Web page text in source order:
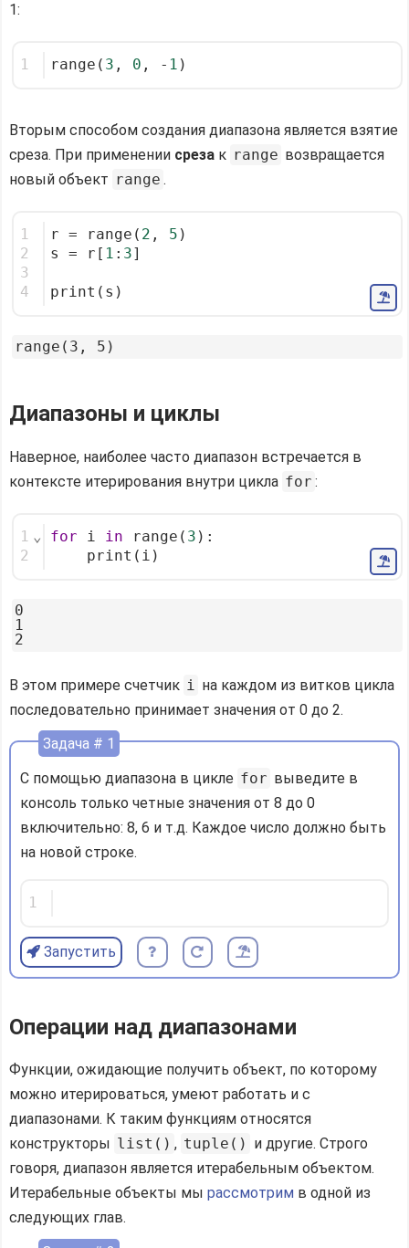
1:
1 range( 3 , 0 , - 1 )
Вторым способом создания диапазона является взятие
среза. При применении среза к range возвращается
новый объект range .
1
2
3
4
r = range( 2 , 5 )
s = r[ 1 : 3]
print(s)
Диапазоны и циклы
Наверное, наиболее часто диапазон встречается в
контексте итерирования внутри цикла for :
1
2
⌄ for i in range( 3 ):
    print(i)
0
1
В этом примере счетчик i на каждом из витков цикла
последовательно принимает значения от 0 до 2.
С помощью диапазона в цикле for выведите в
консоль только четные значения от 8 до 0
включительно: 8, 6 и т.д. Каждое число должно быть
на новой строке.
1
Задача # 1
Запустить
Операции над диапазонами
Функции, ожидающие получить объект, по которому
можно итерироваться, умеют работать и с
диапазонами. К таким функциям относятся
конструкторы list() , tuple() и другие. Строго
говоря, диапазон является итерабельным объектом.
Итерабельные объекты мы рассмотрим в одной из
следующих глав.